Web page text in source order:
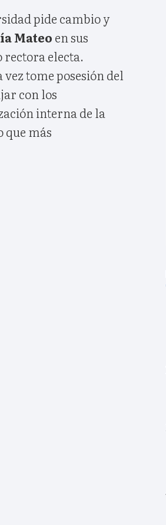
pide cambio y
Mateo en sus
rectora electa.
tome posesión del
con los
interna de la
más